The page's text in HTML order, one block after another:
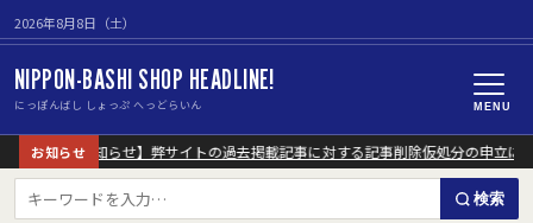
2026年8月8日（土）
NIPPON-BASHI SHOP HEADLINE!
にっぽんばし しょっぷ へっどらいん MENU
お知らせ
【重要なお知らせ】弊サイトの過去掲載記事に対する記事削除仮処分の申立につ
検索